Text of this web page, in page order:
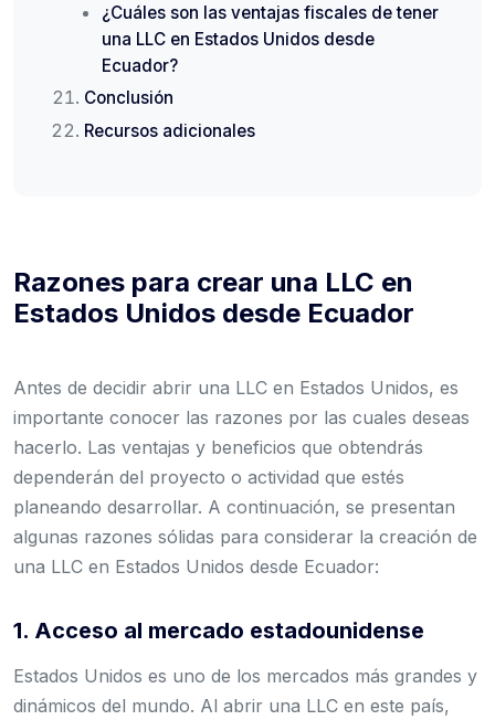
¿Cuáles son las ventajas fiscales de tener
una LLC en Estados Unidos desde
Ecuador?
Conclusión
Recursos adicionales
Razones para crear una LLC en
Estados Unidos desde Ecuador
Antes de decidir abrir una LLC en Estados Unidos, es
importante conocer las razones por las cuales deseas
hacerlo. Las ventajas y beneficios que obtendrás
dependerán del proyecto o actividad que estés
planeando desarrollar. A continuación, se presentan
algunas razones sólidas para considerar la creación de
una LLC en Estados Unidos desde Ecuador:
1. Acceso al mercado estadounidense
Estados Unidos es uno de los mercados más grandes y
dinámicos del mundo. Al abrir una LLC en este país,